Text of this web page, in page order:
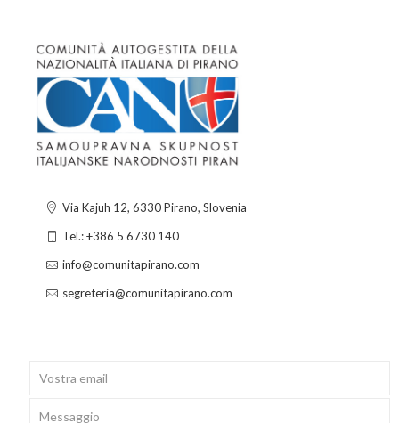
Via Kajuh 12, 6330 Pirano, Slovenia
Tel.: +386 5 6730 140
info@comunitapirano.com
segreteria@comunitapirano.com